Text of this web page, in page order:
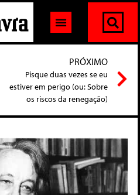
PRÓXIMO
Pisque duas vezes se eu
estiver em perigo (ou: Sobre
os riscos da renegação)